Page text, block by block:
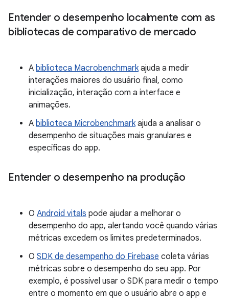
Entender o desempenho localmente com as
bibliotecas de comparativo de mercado
A biblioteca Macrobenchmarkajuda a medir
interações maiores do usuário final, como
inicialização, interação com a interface e
animações.
A biblioteca Microbenchmarkajuda a analisar o
desempenho de situações mais granulares e
específicas do app.
Entender o desempenho na produção
O Android vitals pode ajudar a melhorar o
desempenho do app, alertando você quando várias
métricas excedem os limites predeterminados.
O SDK de desempenho do Firebase coleta várias
métricas sobre o desempenho do seu app. Por
exemplo, é possível usar o SDK para medir o tempo
entre o momento em que o usuário abre o app e